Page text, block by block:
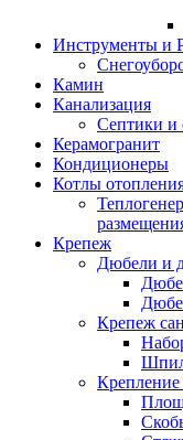
Инструменты и
Камин
Канализация
Септики и
Керамогранит
Кондиционеры
Котлы
Крепеж
Дюбели и
Крепеж
Крепление